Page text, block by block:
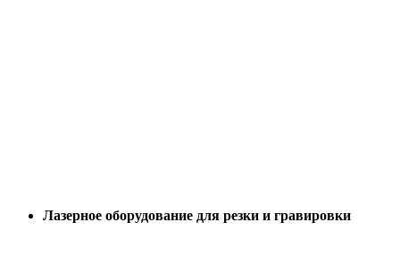
Лазерное оборудование для резки и гравировки